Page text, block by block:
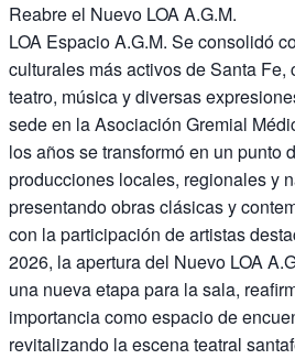
Reabre el Nuevo LOA A.G.M.
LOA Espacio A.G.M. Se consolidó
culturales más activos de Santa Fe,
teatro, música y diversas
sede en la Asociación Gremial
los años se transformó en un punto
producciones locales, regionales y
presentando obras clásicas y
con la participación de artistas
2026, la apertura del Nuevo LOA
una nueva etapa para la sala,
importancia como espacio de
revitalizando la escena teatral